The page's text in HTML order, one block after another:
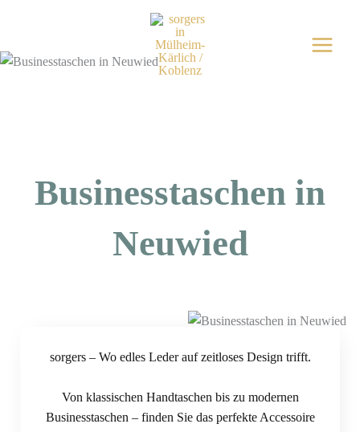
springen
Businesstaschen in
Neuwied
sorgers – Wo edles Leder auf zeitloses Design trifft.
Von klassischen Handtaschen bis zu modernen
Businesstaschen – finden Sie das perfekte Accessoire